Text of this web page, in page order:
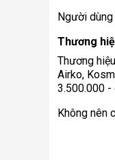
Người
Thương
Thương
Airko,
3.500.000 -
Không nên